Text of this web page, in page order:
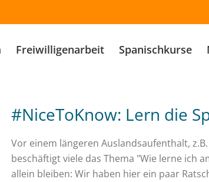
Freiwilligenarbeit Spanischkurse
#NiceToKnow: Lern die
Vor einem längeren Auslandsaufenthalt,
beschäftigt viele das Thema "Wie lerne ich
allein bleiben: Wir haben hier ein paar